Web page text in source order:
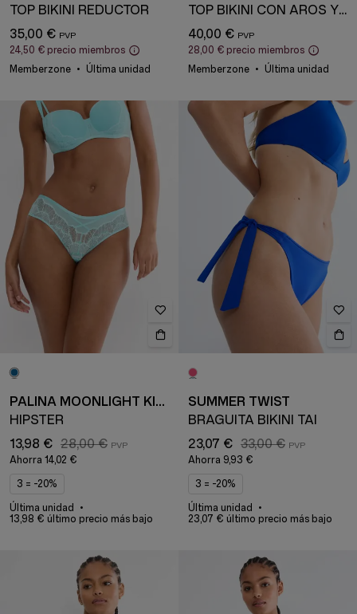
TOP BIKINI REDUCTOR
35,00 €
24,50 € precio miembros
Memberzone
Última unidad
TOP BIKINI CON AROS Y COPAS ACOLCHADAS
40,00 €
28,00 € precio miembros
Memberzone
Última unidad
PALINA MOONLIGHT KISS
HIPSTER
13,98 € 28,00 €
Ahorra 14,02 €
3 = -20%
Última unidad
13,98 € último precio más bajo
SUMMER TWIST
BRAGUITA BIKINI TAI
23,07 € 33,00 €
Ahorra 9,93 €
3 = -20%
Última unidad
23,07 € último precio más bajo